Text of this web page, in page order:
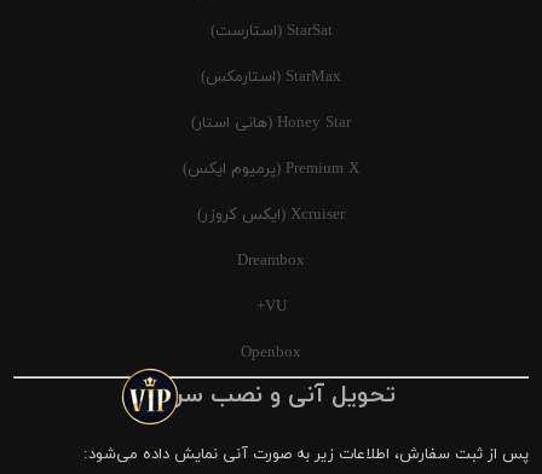
StarSat (استارست)
StarMax (استارمکس)
Honey Star (هانی استار)
Premium X (پرمیوم ایکس)
Xcruiser (ایکس کروزر)
Dreambox
VU+
Openbox
تحویل آنی و نصب سریع
پس از ثبت سفارش، اطلاعات زیر به صورت آنی نمایش داده می‌شود: